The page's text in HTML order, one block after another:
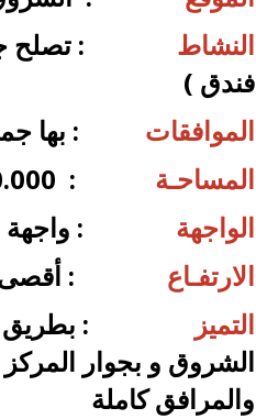
النشاط
: تصلح
فندق )
الموافقات
: بها
المساحـة
: 210.000 م² تقريباً تحت العجز والزيادة .
الواجهة
:
الارتفـاع
: أقصى
التميز
: بطريق
الشروق و بجوار
والمرافق كاملة